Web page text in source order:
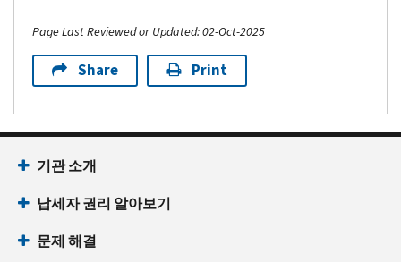
Page Last Reviewed or Updated: 02-Oct-2025
Share Print
기관 소개
납세자 권리 알아보기
문제 해결